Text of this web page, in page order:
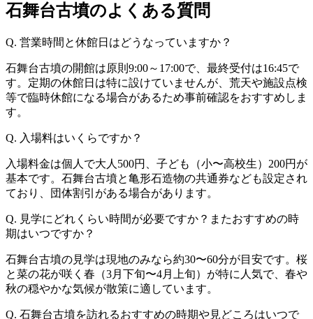
石舞台古墳のよくある質問
Q. 営業時間と休館日はどうなっていますか？
石舞台古墳の開館は原則9:00～17:00で、最終受付は16:45で
す。定期の休館日は特に設けていませんが、荒天や施設点検
等で臨時休館になる場合があるため事前確認をおすすめしま
す。
Q. 入場料はいくらですか？
入場料金は個人で大人500円、子ども（小〜高校生）200円が
基本です。石舞台古墳と亀形石造物の共通券なども設定され
ており、団体割引がある場合があります。
Q. 見学にどれくらい時間が必要ですか？またおすすめの時
期はいつですか？
石舞台古墳の見学は現地のみなら約30〜60分が目安です。桜
と菜の花が咲く春（3月下旬〜4月上旬）が特に人気で、春や
秋の穏やかな気候が散策に適しています。
Q. 石舞台古墳を訪れるおすすめの時期や見どころはいつで